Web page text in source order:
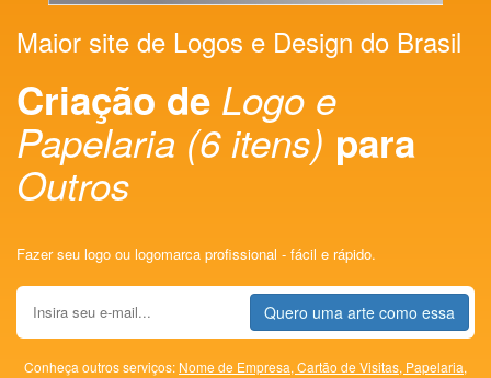
Maior site de Logos e Design do Brasil
Criação de Logo e
Papelaria (6 itens) para
Outros
Fazer seu logo ou logomarca profissional - fácil e rápido.
Quero uma arte como essa
Conheça outros serviços: Nome de Empresa, Cartão de Visitas, Papelaria,